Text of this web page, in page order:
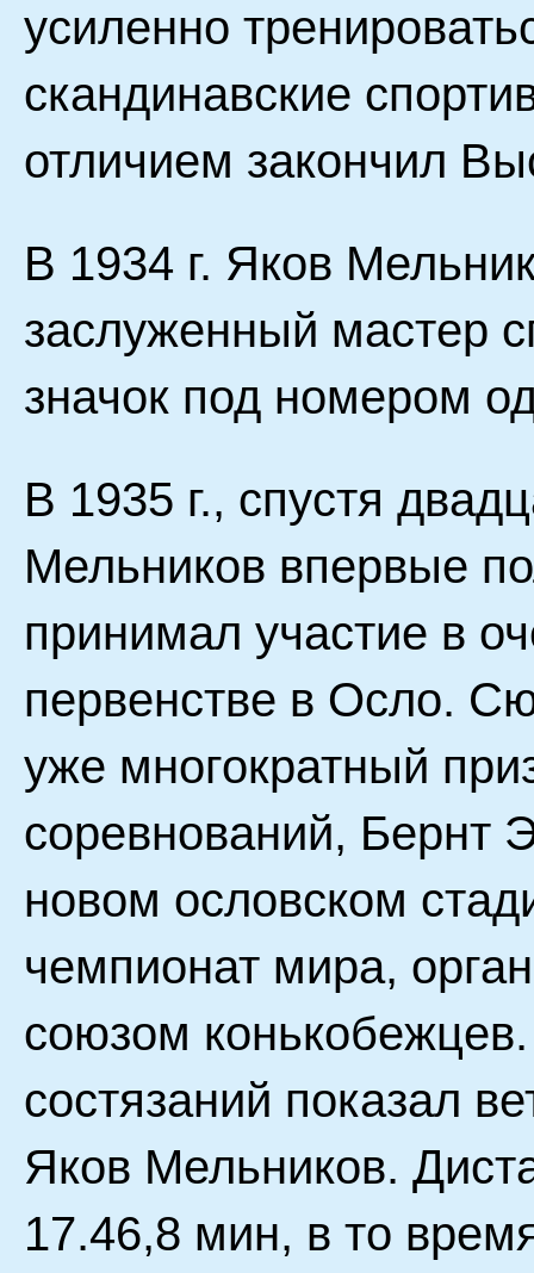
усиленно
скандинавские
отличием закончил
В 1934 г. Яков
заслуженный мастер
значок под номером
В 1935 г., спустя
Мельников впервые
принимал участие в
первенстве в Осло.
уже многократный
соревнований, Бернт
новом ословском
чемпионат мира,
союзом
состязаний показал
Яков Мельников.
17.46,8 мин, в то